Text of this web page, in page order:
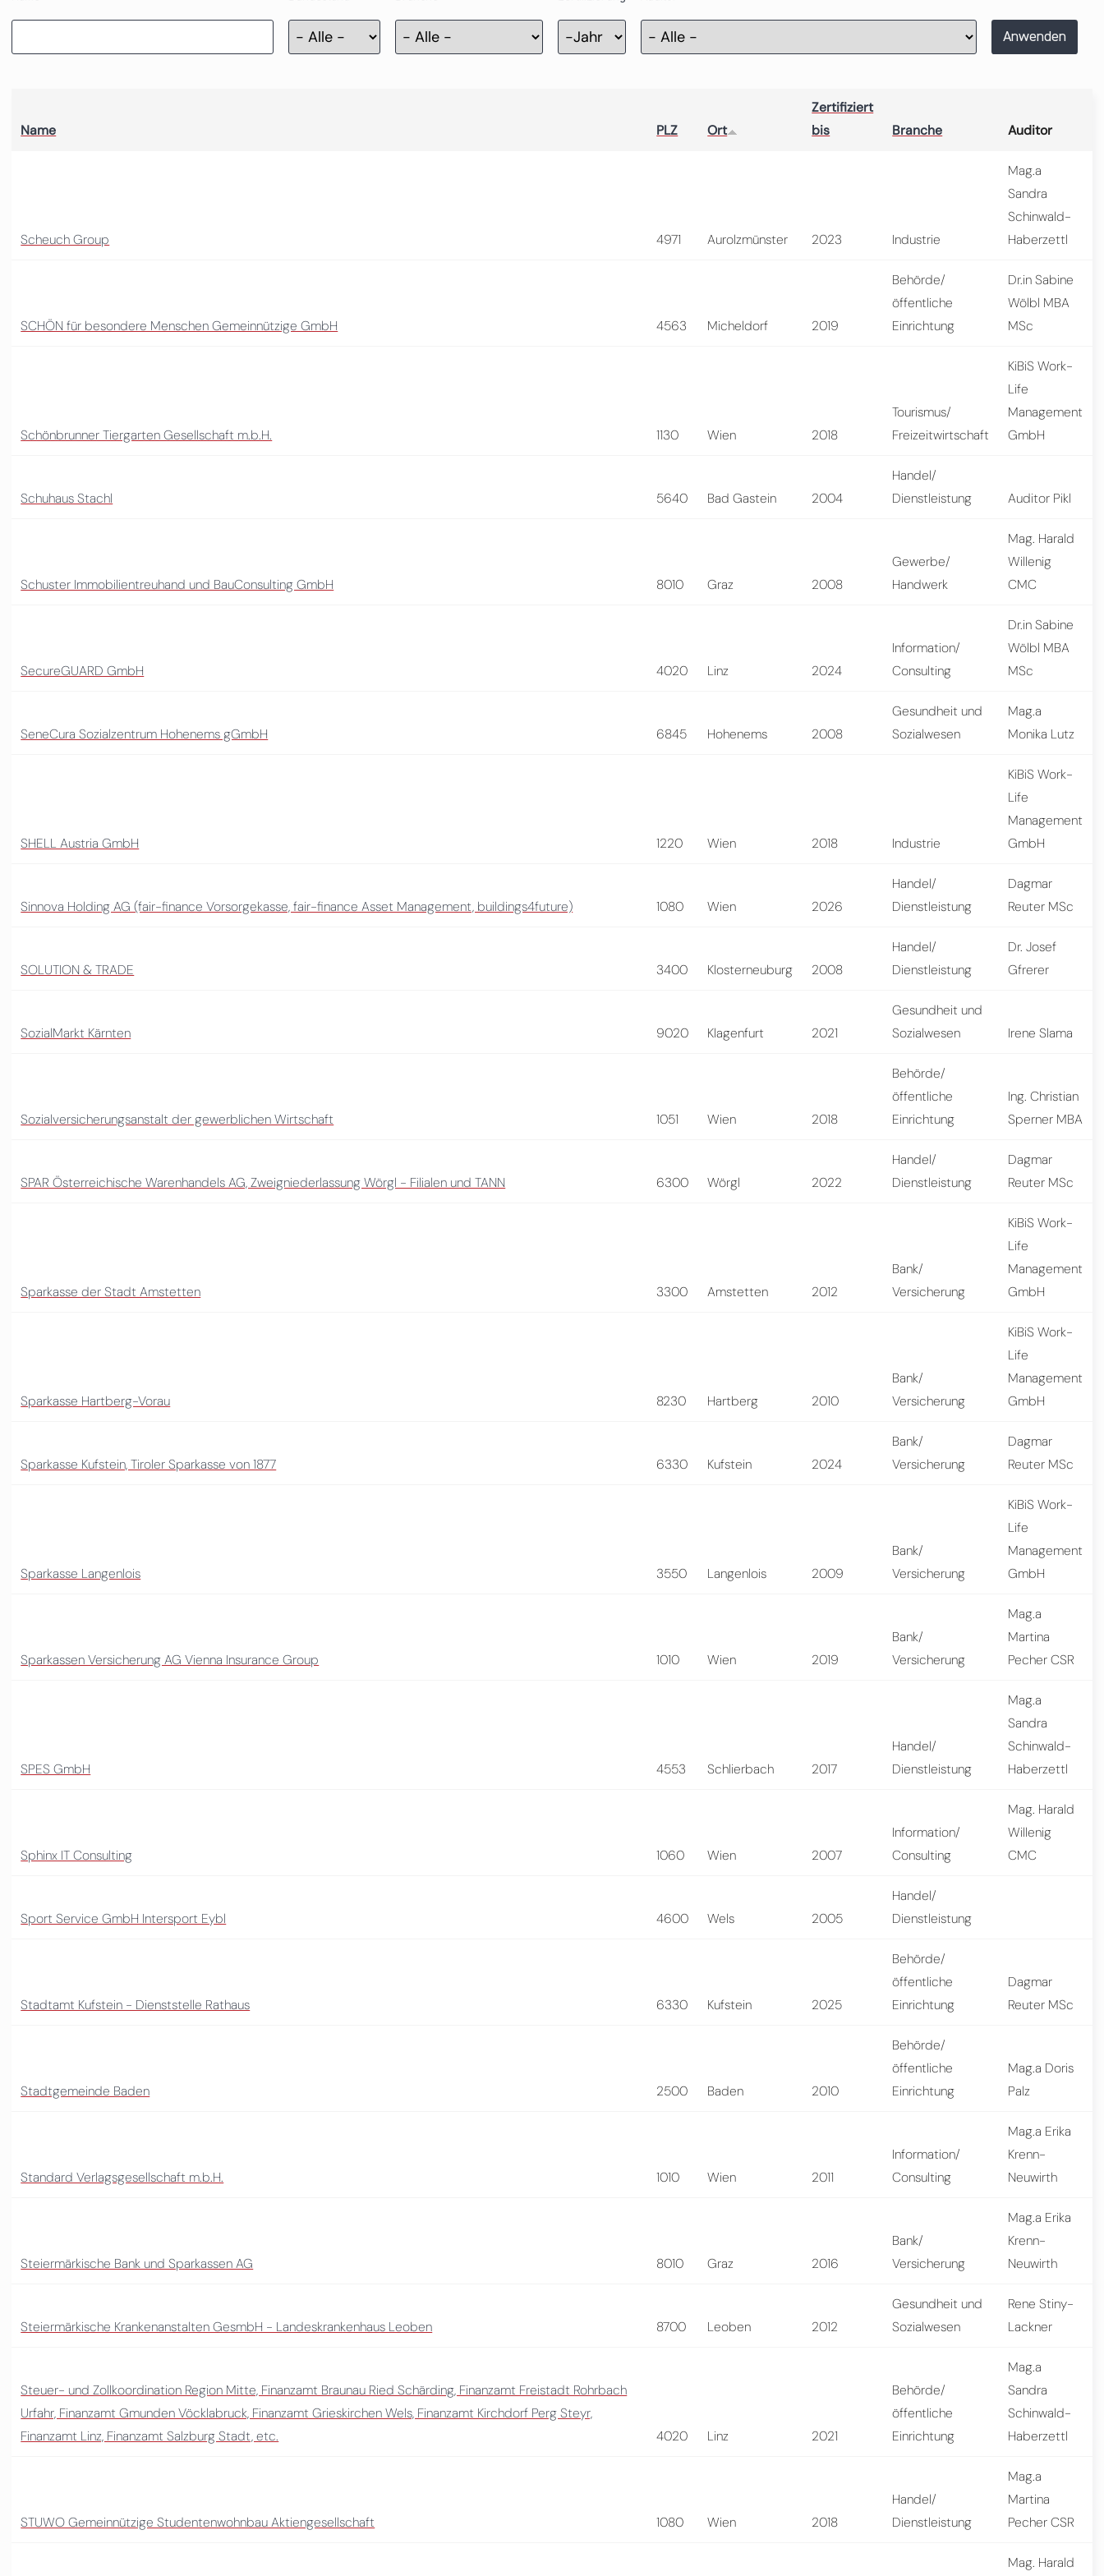
Zertifizierung
Jahr Anwenden
Name PLZ Ort
Zertifiziert
bis
Branche Auditor
Scheuch Group 4971 Aurolzmünster 2023 Industrie
Mag.a
Sandra
Schinwald-
Haberzettl
SCHÖN für besondere Menschen Gemeinnützige GmbH 4563 Micheldorf 2019
Behörde/
öffentliche
Einrichtung
Dr.in Sabine
Wölbl MBA
MSc
Schönbrunner Tiergarten Gesellschaft m.b.H. 1130 Wien 2018
Tourismus/
Freizeitwirtschaft
KiBiS Work-
Life
Management
GmbH
Schuhaus Stachl 5640 Bad Gastein 2004
Handel/
Dienstleistung
Auditor Pikl
Schuster Immobilientreuhand und BauConsulting GmbH 8010 Graz 2008
Gewerbe/
Handwerk
Mag. Harald
Willenig
CMC
SecureGUARD GmbH 4020 Linz 2024
Information/
Consulting
Dr.in Sabine
Wölbl MBA
MSc
SeneCura Sozialzentrum Hohenems gGmbH 6845 Hohenems 2008
Gesundheit und
Sozialwesen
Mag.a
Monika Lutz
SHELL Austria GmbH 1220 Wien 2018 Industrie
KiBiS Work-
Life
Management
GmbH
Sinnova Holding AG (fair-finance Vorsorgekasse, fair-finance Asset Management, buildings4future) 1080 Wien 2026
Handel/
Dienstleistung
Dagmar
Reuter MSc
SOLUTION & TRADE 3400 Klosterneuburg 2008
Handel/
Dienstleistung
Dr. Josef
Gfrerer
SozialMarkt Kärnten 9020 Klagenfurt 2021
Gesundheit und
Sozialwesen
Irene Slama
Sozialversicherungsanstalt der gewerblichen Wirtschaft 1051 Wien 2018
Behörde/
öffentliche
Einrichtung
Ing. Christian
Sperner MBA
SPAR Österreichische Warenhandels AG, Zweigniederlassung Wörgl - Filialen und TANN 6300 Wörgl 2022
Handel/
Dienstleistung
Dagmar
Reuter MSc
Sparkasse der Stadt Amstetten 3300 Amstetten 2012
Bank/
Versicherung
KiBiS Work-
Life
Management
GmbH
Sparkasse Hartberg-Vorau 8230 Hartberg 2010
Bank/
Versicherung
KiBiS Work-
Life
Management
GmbH
Sparkasse Kufstein, Tiroler Sparkasse von 1877 6330 Kufstein 2024
Bank/
Versicherung
Dagmar
Reuter MSc
Sparkasse Langenlois 3550 Langenlois 2009
Bank/
Versicherung
KiBiS Work-
Life
Management
GmbH
Sparkassen Versicherung AG Vienna Insurance Group 1010 Wien 2019
Bank/
Versicherung
Mag.a
Martina
Pecher CSR
SPES GmbH 4553 Schlierbach 2017
Handel/
Dienstleistung
Mag.a
Sandra
Schinwald-
Haberzettl
Sphinx IT Consulting 1060 Wien 2007
Information/
Consulting
Mag. Harald
Willenig
CMC
Sport Service GmbH Intersport Eybl 4600 Wels 2005
Handel/
Dienstleistung
Stadtamt Kufstein - Dienststelle Rathaus 6330 Kufstein 2025
Behörde/
öffentliche
Einrichtung
Dagmar
Reuter MSc
Stadtgemeinde Baden 2500 Baden 2010
Behörde/
öffentliche
Einrichtung
Mag.a Doris
Palz
Standard Verlagsgesellschaft m.b.H. 1010 Wien 2011
Information/
Consulting
Mag.a Erika
Krenn-
Neuwirth
Steiermärkische Bank und Sparkassen AG 8010 Graz 2016
Bank/
Versicherung
Mag.a Erika
Krenn-
Neuwirth
Steiermärkische Krankenanstalten GesmbH - Landeskrankenhaus Leoben 8700 Leoben 2012
Gesundheit und
Sozialwesen
Rene Stiny-
Lackner
Steuer- und Zollkoordination Region Mitte, Finanzamt Braunau Ried Schärding, Finanzamt Freistadt Rohrbach
Urfahr, Finanzamt Gmunden Vöcklabruck, Finanzamt Grieskirchen Wels, Finanzamt Kirchdorf Perg Steyr,
Finanzamt Linz, Finanzamt Salzburg Stadt, etc.
4020 Linz 2021
Behörde/
öffentliche
Einrichtung
Mag.a
Sandra
Schinwald-
Haberzettl
STUWO Gemeinnützige Studentenwohnbau Aktiengesellschaft 1080 Wien 2018
Handel/
Dienstleistung
Mag.a
Martina
Pecher CSR
Mag. Harald